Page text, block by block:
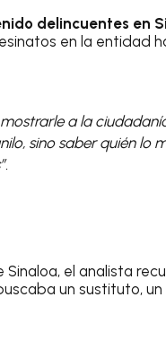
delincuentes en
en la entidad
a la
sino saber quién lo
el analista
un sustituto, un